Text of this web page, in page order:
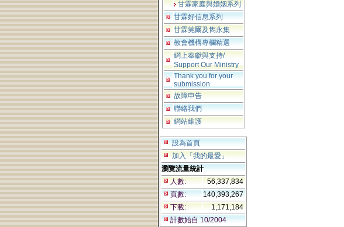
甘霖家庭與婚姻系列
甘霖好信息系列
甘霖莞爾及雋永集
教會機構專欄精選
網上奉獻與支持/
Support Our Ministry
Thank you for your
submission
故障申告
聯絡我們
網站維護
設為首頁
加入「我的最愛」
瀏覽流量統計
人數:
56,337,834
頁數:
140,393,267
下載:
1,171,184
計數始自 10/2004